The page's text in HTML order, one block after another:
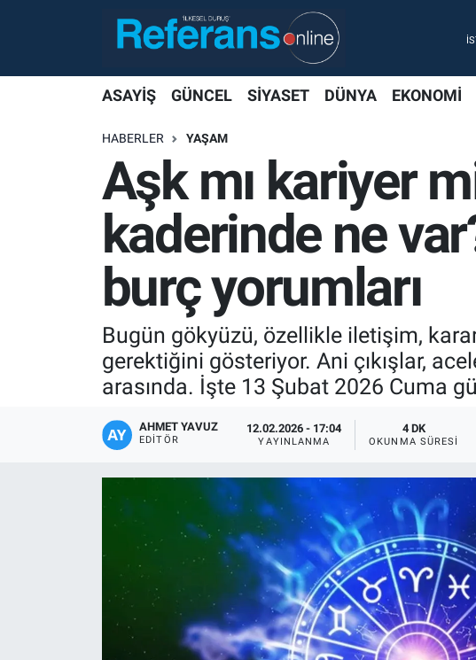
ASAYİŞ GÜNCEL SİYASET DÜNYA EKONOMİ
HABERLER YAŞAM
Aşk mı kariyer
kaderinde ne
burç yorumları
Bugün gökyüzü, özellikle iletişim,
gerektiğini gösteriyor. Ani çıkışlar,
arasında. İşte 13 Şubat 2026 Cuma
AHMET YAVUZ
EDITÖR
12.02.2026 - 17:04
YAYINLANMA
4 DK
OKUNMA SÜRESI